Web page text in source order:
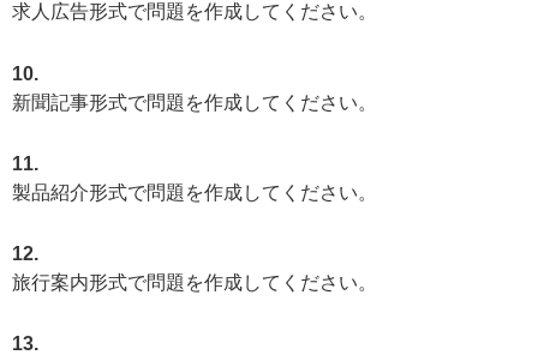
求人広告形式で問題を作成してください。
10.
新聞記事形式で問題を作成してください。
11.
製品紹介形式で問題を作成してください。
12.
旅行案内形式で問題を作成してください。
13.